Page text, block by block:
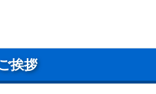
挨拶